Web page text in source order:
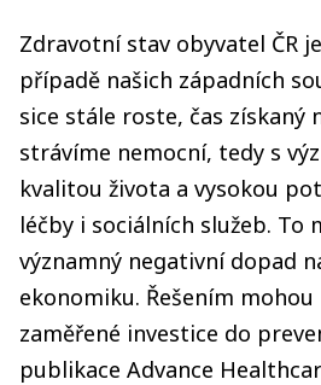
Zdravotní stav obyvatel ČR
případě našich západních
sice stále roste, čas získaný
strávíme nemocní, tedy s
kvalitou života a vysokou
léčby i sociálních služeb. To
významný negativní dopad
ekonomiku. Řešením
zaměřené investice do
publikace Advance